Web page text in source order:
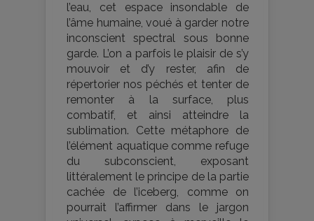
l’eau, cet espace insondable de
l’âme humaine, voué à garder notre
inconscient spectral sous bonne
garde. L’on a parfois le plaisir de s’y
mouvoir et d’y rester, afin de
répertorier nos péchés et tenter de
remonter à la surface, plus
combatif, et ainsi atteindre la
sublimation. Cette métaphore de
l’élément aquatique comme refuge
du subconscient, exposant
littéralement le principe de la partie
cachée de l’iceberg, comme on
pourrait l’affirmer dans le jargon